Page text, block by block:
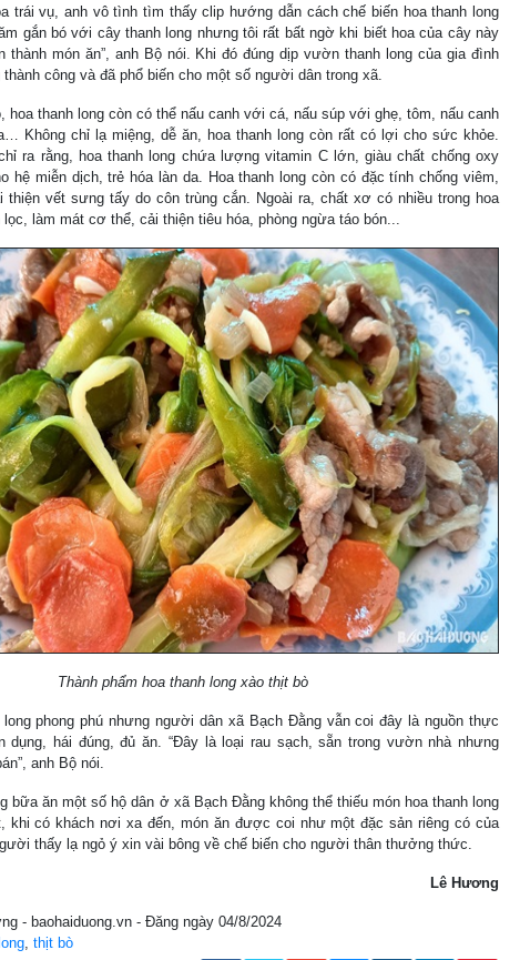
trái vụ, anh vô tình tìm thấy clip hướng dẫn cách chế biến hoa thanh long
gắn bó với cây thanh long nhưng tôi rất bất ngờ khi biết hoa của cây này
thành món ăn”, anh Bộ nói. Khi đó đúng dịp vườn thanh long của gia đình
công và đã phổ biến cho một số người dân trong xã.
hoa thanh long còn có thể nấu canh với cá, nấu súp với ghẹ, tôm, nấu canh
Không chỉ lạ miệng, dễ ăn, hoa thanh long còn rất có lợi cho sức khỏe.
ra rằng, hoa thanh long chứa lượng vitamin C lớn, giàu chất chống oxy
hệ miễn dịch, trẻ hóa làn da. Hoa thanh long còn có đặc tính chống viêm,
thiện vết sưng tấy do côn trùng cắn. Ngoài ra, chất xơ có nhiều trong hoa
lọc, làm mát cơ thể, cải thiện tiêu hóa, phòng ngừa táo bón...
Thành phẩm hoa thanh long xào thịt bò
long phong phú nhưng người dân xã Bạch Đằng vẫn coi đây là nguồn thực
dụng, hái đúng, đủ ăn. “Đây là loại rau sạch, sẵn trong vườn nhà nhưng
anh Bộ nói.
bữa ăn một số hộ dân ở xã Bạch Đằng không thể thiếu món hoa thanh long
khi có khách nơi xa đến, món ăn được coi như một đặc sản riêng có của
thấy lạ ngỏ ý xin vài bông về chế biến cho người thân thưởng thức.
Lê Hương
- baohaiduong.vn - Đăng ngày 04/8/2024
, thịt bò